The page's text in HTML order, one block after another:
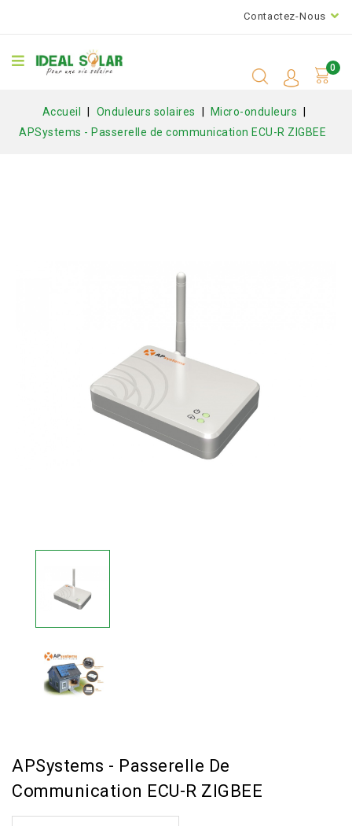
Contactez-Nous
0
Accueil Onduleurs solaires
Micro-onduleurs
APSystems - Passerelle de communication ECU-R ZIGBEE
APSystems - Passerelle De
Communication ECU-R ZIGBEE